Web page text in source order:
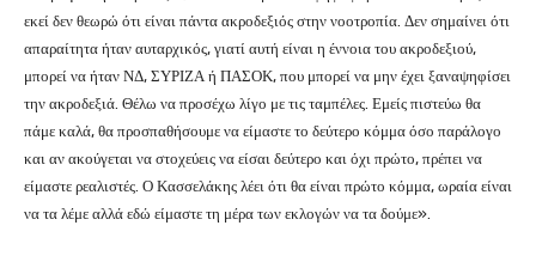
εκεί δεν θεωρώ ότι είναι πάντα ακροδεξιός στην νοοτροπία. Δεν σημαίνει ότι
απαραίτητα ήταν αυταρχικός, γιατί αυτή είναι η έννοια του ακροδεξιού,
μπορεί να ήταν ΝΔ, ΣΥΡΙΖΑ ή ΠΑΣΟΚ, που μπορεί να μην έχει ξαναψηφίσει
την ακροδεξιά. Θέλω να προσέχω λίγο με τις ταμπέλες. Εμείς πιστεύω θα
πάμε καλά, θα προσπαθήσουμε να είμαστε το δεύτερο κόμμα όσο παράλογο
και αν ακούγεται να στοχεύεις να είσαι δεύτερο και όχι πρώτο, πρέπει να
είμαστε ρεαλιστές. Ο Κασσελάκης λέει ότι θα είναι πρώτο κόμμα, ωραία είναι
να τα λέμε αλλά εδώ είμαστε τη μέρα των εκλογών να τα δούμε».